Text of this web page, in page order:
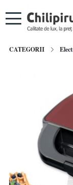
CATEGORII